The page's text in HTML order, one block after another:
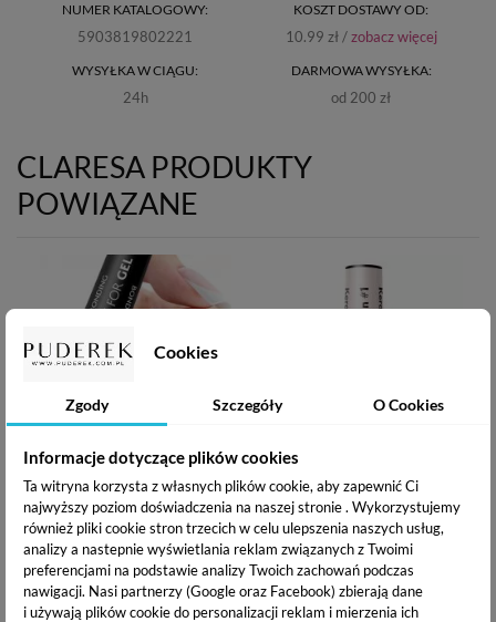
Cookies
Zgody Szczegóły O Cookies
Informacje dotyczące plików cookies
Ta witryna korzysta z własnych plików cookie, aby zapewnić Ci
najwyższy poziom doświadczenia na naszej stronie . Wykorzystujemy
również pliki cookie stron trzecich w celu ulepszenia naszych usług,
analizy a nastepnie wyświetlania reklam związanych z Twoimi
preferencjami na podstawie analizy Twoich zachowań podczas
nawigacji. Nasi partnerzy (Google oraz Facebook) zbierają dane
i używają plików cookie do personalizacji reklam i mierzenia ich
NUMER KATALOGOWY:
5903819802221
WYSYŁKA W CIĄGU:
24h
KOSZT DOSTAWY OD:
10.99 zł /zobacz więcej
DARMOWA WYSYŁKA:
od 200 zł
CLARESA PRODUKTY
POWIĄZANE
Claresa Bonding Base for
Gel - gruntująca baza
hybrydowa pod żele 5 g
12,97 zł
Claresa Keratin Extend
Care 5w1 baza hybrydowa
1 - 5g
10,80 zł
OPIS PRODUKTU